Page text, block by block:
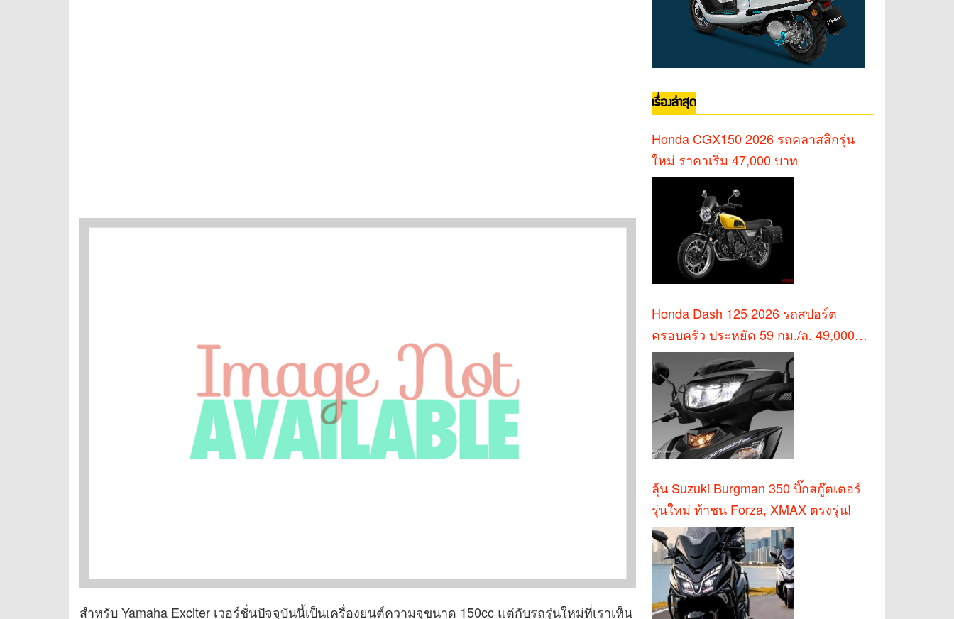
สำหรับ Yamaha Exciter เวอร์ชั่นปัจจุบันนี้เป็นเครื่องยนต์ความจุขนาด 150cc แต่กับรถรุ่นใหม่ที่เราเห็น
เรื่องล่าสุด
Honda CGX150 2026 รถคลาสสิกรุ่น
ใหม่ ราคาเริ่ม 47,000 บาท
Honda Dash 125 2026 รถสปอร์ต
ครอบครัว ประหยัด 59 กม./ล. 49,000
บาท
ลุ้น Suzuki Burgman 350 บิ๊กสกู๊ตเตอร์
รุ่นใหม่ ท้าชน Forza, XMAX ตรงรุ่น!